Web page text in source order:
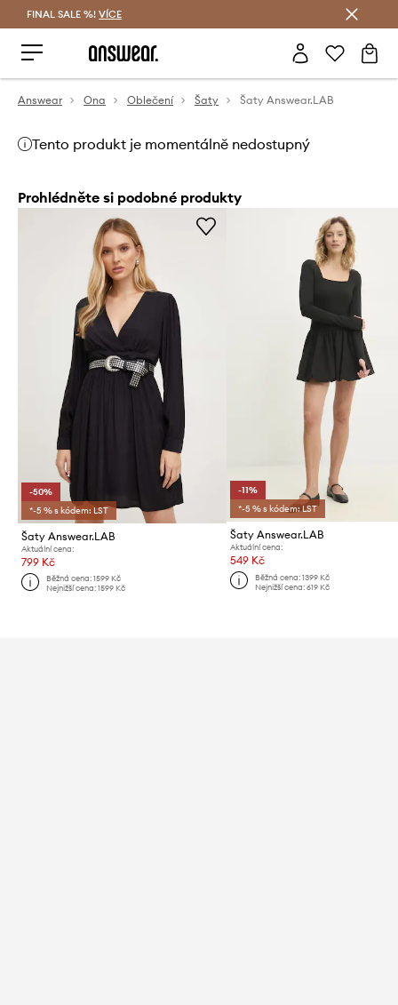
FINAL SALE %! VÍCE
Answear Ona Oblečení Šaty Šaty Answear.LAB
Tento produkt je momentálně nedostupný
Prohlédněte si podobné produkty
-50%
*-5 % s kódem: LST
Šaty Answear.LAB
Aktuální cena:
799 Kč
Běžná cena:1599 Kč
Nejnižší cena:1599 Kč
-11%
*-5 % s kódem: LST
Šaty Answear.LAB
Aktuální cena:
549 Kč
Běžná cena: 1399 Kč
Nejnižší cena: 619 Kč